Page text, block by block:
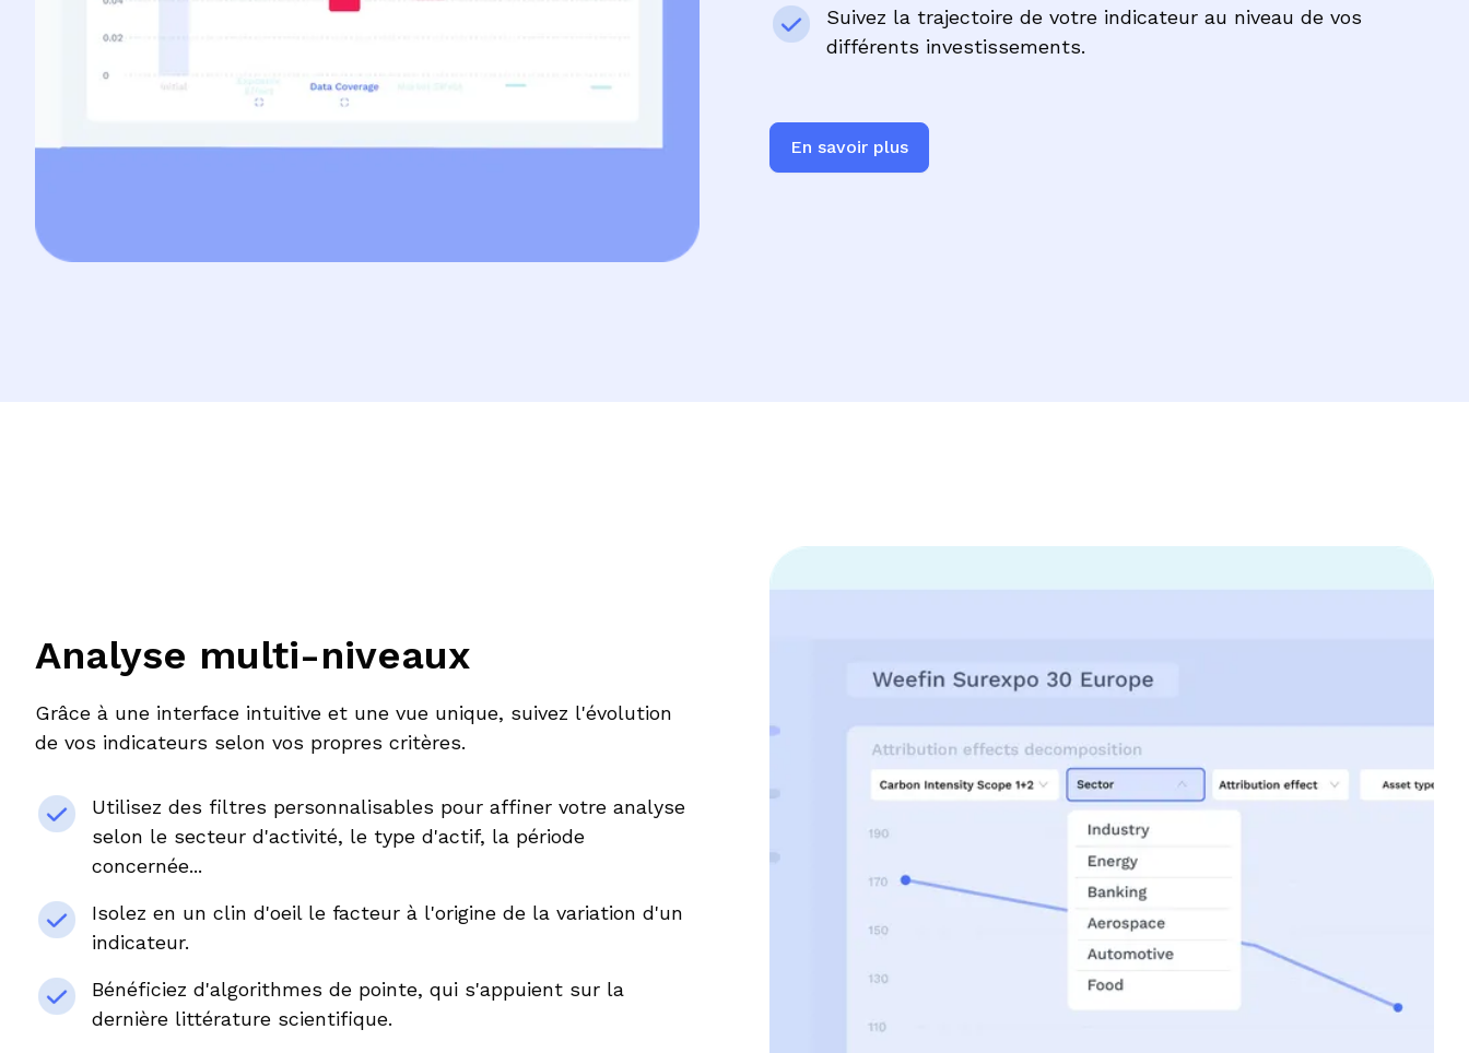
Suivez la trajectoire de votre indicateur au niveau de vos
différents investissements.
En savoir plus
Analyse multi-niveaux
Grâce à une interface intuitive et une vue unique, suivez l'évolution
de vos indicateurs selon vos propres critères.
Utilisez des filtres personnalisables pour affiner votre analyse
selon le secteur d'activité, le type d'actif, la période
concernée...
Isolez en un clin d'oeil le facteur à l'origine de la variation d'un
indicateur.
Bénéficiez d'algorithmes de pointe, qui s'appuient sur la
dernière littérature scientifique.